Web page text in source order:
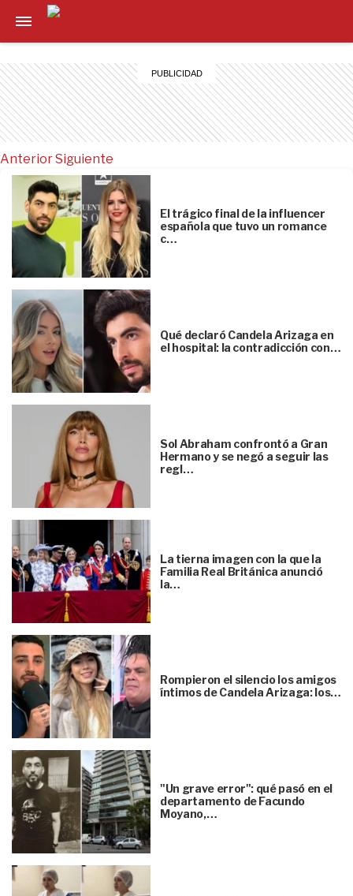
Anterior
El trágico final de la influencer
española que tuvo un romance
c…
Qué declaró Candela Arizaga en
el hospital: la contradicción con…
Sol Abraham confrontó a Gran
Hermano y se negó a seguir las
regl…
La tierna imagen con la que la
Familia Real Británica anunció
la…
Rompieron el silencio los amigos
íntimos de Candela Arizaga: los…
"Un grave error": qué pasó en el
departamento de Facundo
Moyano,…
Siguiente